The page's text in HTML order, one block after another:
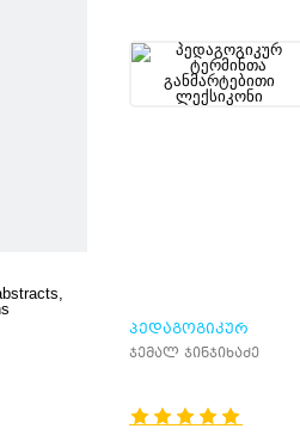
ᲞᲔᲓᲐᲒᲝᲒᲘᲙᲣᲠ
ᲢᲔᲠᲛᲘᲜᲗᲐ
ჯემალ ჯინჯიხაძე